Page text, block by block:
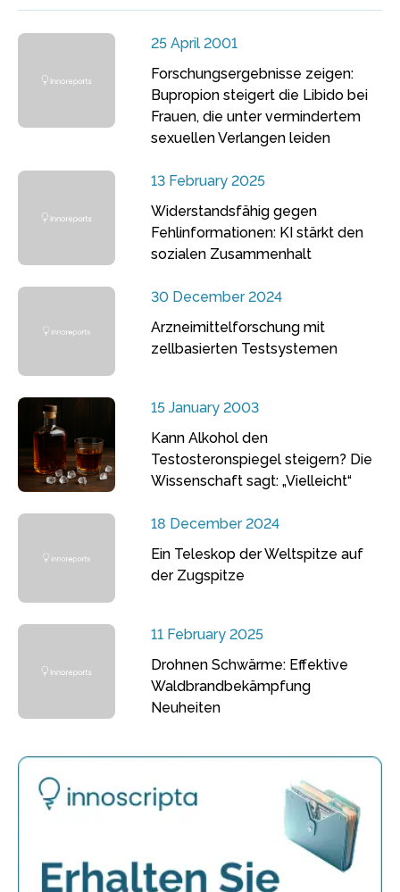
25 April 2001
Forschungsergebnisse zeigen:
Bupropion steigert die Libido bei
Frauen, die unter vermindertem
sexuellen Verlangen leiden
13 February 2025
Widerstandsfähig gegen
Fehlinformationen: KI stärkt den
sozialen Zusammenhalt
30 December 2024
Arzneimittelforschung mit
zellbasierten Testsystemen
15 January 2003
Kann Alkohol den
Testosteronspiegel steigern? Die
Wissenschaft sagt: „Vielleicht“
18 December 2024
Ein Teleskop der Weltspitze auf
der Zugspitze
11 February 2025
Drohnen Schwärme: Effektive
Waldbrandbekämpfung
Neuheiten